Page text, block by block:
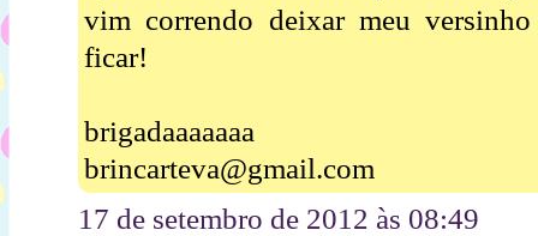
vim correndo deixar meu
ficar!
brigadaaaaaaa
brincarteva@gmail.com
17 de setembro de 2012 às 08:49